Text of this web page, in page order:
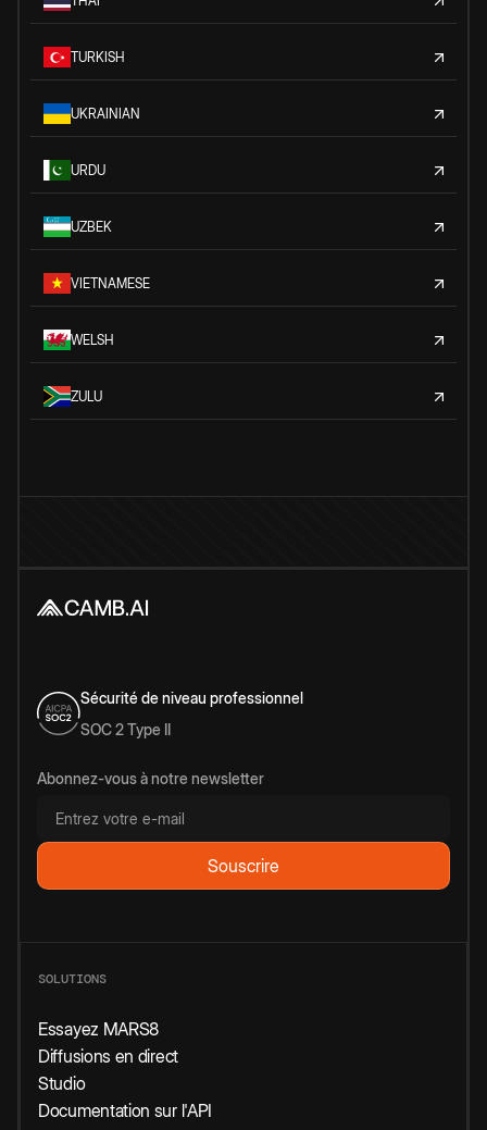
TURKISH
UKRAINIAN
URDU
UZBEK
VIETNAMESE
WELSH
ZULU
Sécurité de niveau professionnel
SOC 2 Type II
Abonnez-vous à notre newsletter
SOLUTIONS
Essayez MARS8
Diffusions en direct
Studio
Documentation sur l'API